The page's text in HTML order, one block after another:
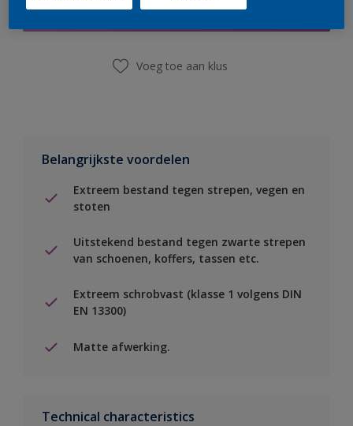
Vind een winkel
Voeg toe aan klus
Belangrijkste voordelen
Extreem bestand tegen strepen, vegen en
stoten
Uitstekend bestand tegen zwarte strepen
van schoenen, koffers, tassen etc.
Extreem schrobvast (klasse 1 volgens DIN
EN 13300)
Matte afwerking.
Technical characteristics